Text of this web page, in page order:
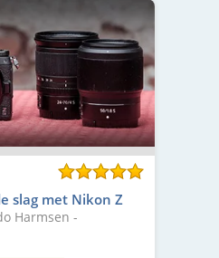
slag met Nikon Z
Harmsen -